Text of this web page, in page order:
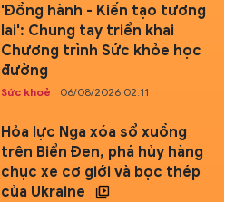
'Đồng hành - Kiến tạo tương
lai': Chung tay triển khai
Chương trình Sức khỏe học
đường
Sức khoẻ 06/08/2026 02:11
Hỏa lực Nga xóa sổ xuồng
trên Biển Đen, phá hủy hàng
chục xe cơ giới và bọc thép
của Ukraine